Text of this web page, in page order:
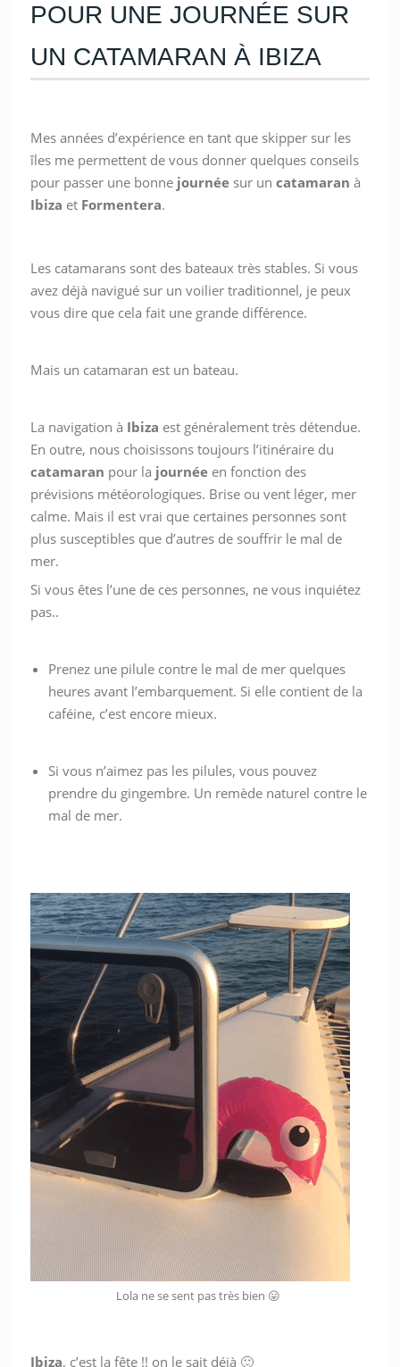
POUR UNE JOURNÉE SUR
UN CATAMARAN À IBIZA
Mes années d’expérience en tant que skipper sur les
îles me permettent de vous donner quelques conseils
pour passer une bonne journée sur uncatamaran à
Ibiza et Formentera.
Les catamarans sont des bateaux très stables. Si vous
avez déjà navigué sur un voilier traditionnel, je peux
vous dire que cela fait une grande différence.
Mais un catamaran est un bateau.
La navigation à Ibiza est généralement très détendue.
En outre, nous choisissons toujours l’itinéraire du
catamaran pour la journée en fonction des
prévisions météorologiques. Brise ou vent léger, mer
calme. Mais il est vrai que certaines personnes sont
plus susceptibles que d’autres de souffrir le mal de
mer.
Si vous êtes l’une de ces personnes, ne vous inquiétez
pas..
Prenez une pilule contre le mal de mer quelques
heures avant l’embarquement. Si elle contient de la
caféine, c’est encore mieux.
Si vous n’aimez pas les pilules, vous pouvez
prendre du gingembre. Un remède naturel contre le
mal de mer.
Lola ne se sent pas très bien 😛
Ibiza, c’est la fête !! on le sait déjà 🙂